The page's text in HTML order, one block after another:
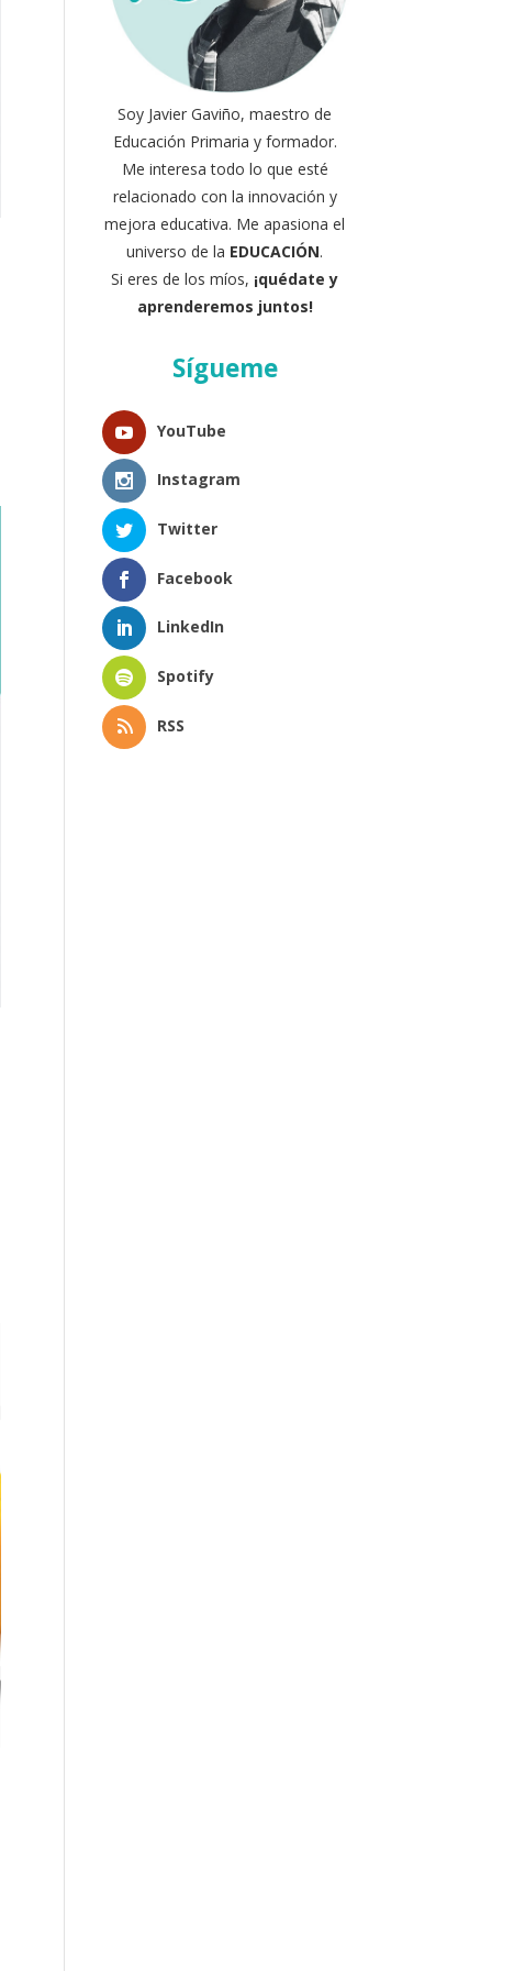
Soy Javier Gaviño, maestro de
Educación Primaria y formador.
Me interesa todo lo que esté
relacionado con la innovación y
mejora educativa. Me apasiona el
universo de la EDUCACIÓN.
Si eres de los míos, ¡quédate y
aprenderemos juntos!
Sígueme
YouTube
Instagram
Twitter
Facebook
LinkedIn
Spotify
RSS